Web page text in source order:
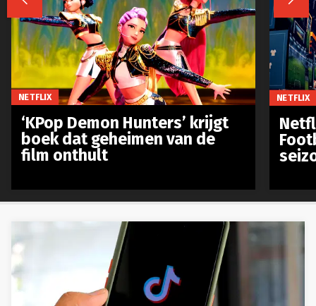
NETFLIX
‘KPop Demon Hunters’ krijgt
boek dat geheimen van de
film onthult
NETFLIX